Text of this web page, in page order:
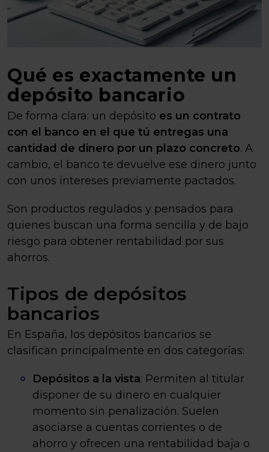
Qué es exactamente un
depósito bancario
De forma clara: un depósito es un contrato
con el banco en el que tú entregas una
cantidad de dinero por un plazo concreto. A
cambio, el banco te devuelve ese dinero junto
con unos intereses previamente pactados.
Son productos regulados y pensados para
quienes buscan una forma sencilla y de bajo
riesgo para obtener rentabilidad por sus
ahorros.
Tipos de depósitos
bancarios
En España, los depósitos bancarios se
clasifican principalmente en dos categorías:
Depósitos a la vista: Permiten al titular
disponer de su dinero en cualquier
momento sin penalización. Suelen
asociarse a cuentas corrientes o de
ahorro y ofrecen una rentabilidad baja o